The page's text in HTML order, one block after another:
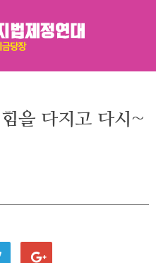
을 다지고 다시~